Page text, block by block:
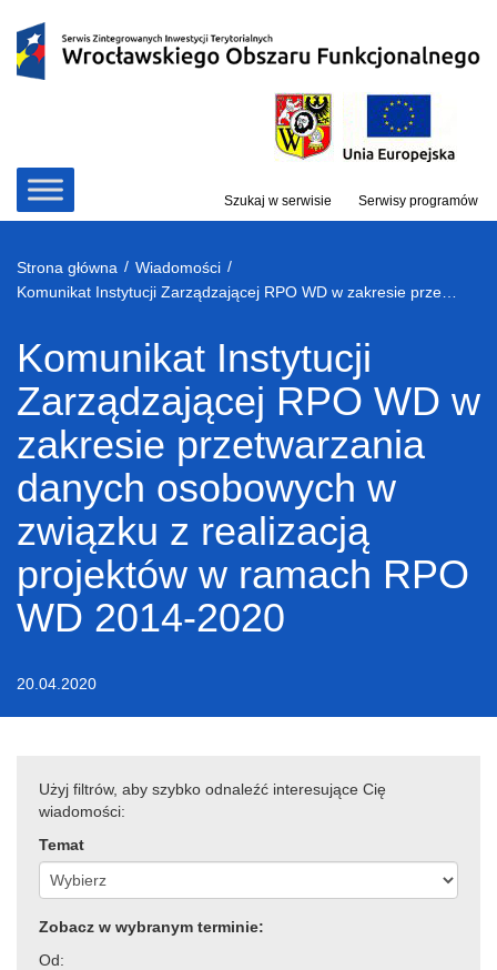
treści
Szukaj w serwisie Serwisy programów
Strona główna / Wiadomości /
Komunikat Instytucji
Zarządzającej RPO WD w
zakresie przetwarzania
danych osobowych w
związku z realizacją
projektów w ramach RPO
WD 2014-2020
20.04.2020
Użyj filtrów, aby szybko odnaleźć interesujące Cię
wiadomości:
Temat
Zobacz w wybranym terminie:
Od: